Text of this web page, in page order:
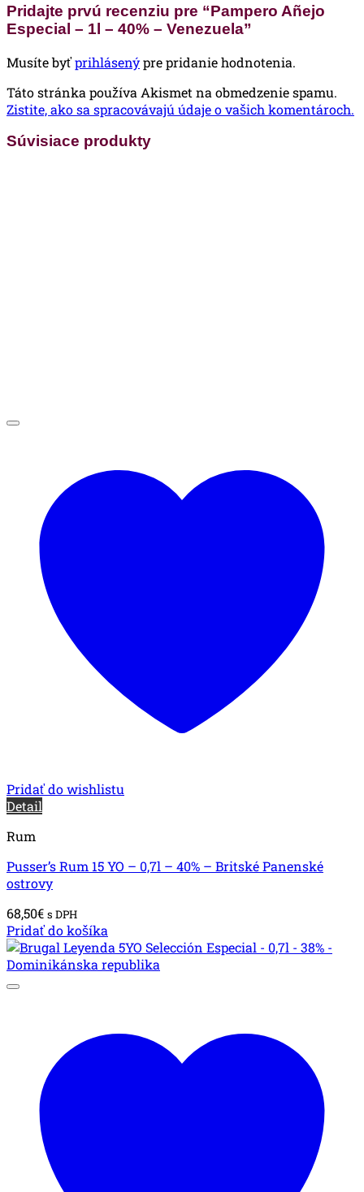
Pridajte prvú recenziu pre “Pampero Añejo
Especial – 1l – 40% – Venezuela”
Musíte byťprihlásenýpre pridanie hodnotenia.
Táto stránka používa Akismet na obmedzenie spamu.
Zistite, ako sa spracovávajú údaje o vašich komentároch.
Súvisiace produkty
Pridať do wishlistu
Detail
Rum
Pusser’s Rum 15 YO – 0,7l – 40% – Britské Panenské
ostrovy
68,50€ s DPH
Pridať do košíka